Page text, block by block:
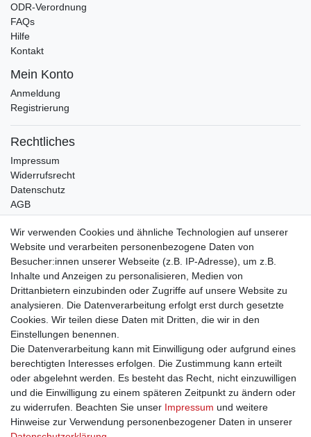
ODR-Verordnung
FAQs
Hilfe
Kontakt
Mein Konto
Anmeldung
Registrierung
Rechtliches
Impressum
Widerrufsrecht
Datenschutz
AGB
Bleibt auf dem Laufenden ...
Newsletter
Honig
Hiermit bestätige ich, dass ich dieDaten­schutz­erklärunggelesen habe. Meine
Einwilligung kann ich jederzeit widerrufen.**
** Hierbei handelt es sich um ein Pflichtfeld.
Impressum Daten­schutz­erklärung AGB
Wir verwenden Cookies und ähnliche Technologien auf unserer
Website und verarbeiten personenbezogene Daten von
Besucher:innen unserer Webseite (z.B. IP-Adresse), um z.B.
Inhalte und Anzeigen zu personalisieren, Medien von
Drittanbietern einzubinden oder Zugriffe auf unsere Website zu
analysieren. Die Datenverarbeitung erfolgt erst durch gesetzte
Cookies. Wir teilen diese Daten mit Dritten, die wir in den
Einstellungen benennen.
Die Datenverarbeitung kann mit Einwilligung oder aufgrund eines
berechtigten Interesses erfolgen. Die Zustimmung kann erteilt
oder abgelehnt werden. Es besteht das Recht, nicht einzuwilligen
und die Einwilligung zu einem späteren Zeitpunkt zu ändern oder
zu widerrufen. Beachten Sie unser Impressum und weitere
Hinweise zur Verwendung personenbezogener Daten in unserer